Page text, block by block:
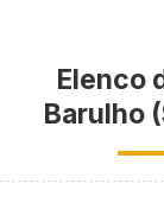
Elenco
Barulho